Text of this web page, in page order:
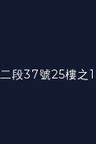
段37號25樓之1